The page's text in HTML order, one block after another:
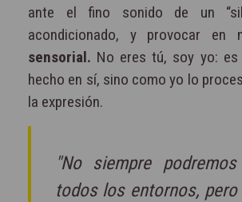
ante el fino sonido de un
acondicionado, y provocar en
sensorial. No eres tú, soy yo:
hecho en sí, sino como yo lo
la expresión.
"No siempre
todos los entornos,